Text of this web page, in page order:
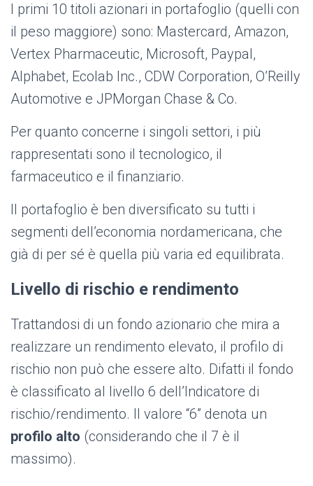
I primi 10 titoli azionari in portafoglio (quelli con
il peso maggiore) sono: Mastercard, Amazon,
Vertex Pharmaceutic, Microsoft, Paypal,
Alphabet, Ecolab Inc., CDW Corporation, O’Reilly
Automotive e JPMorgan Chase & Co.
Per quanto concerne i singoli settori, i più
rappresentati sono il tecnologico, il
farmaceutico e il finanziario.
Il portafoglio è ben diversificato su tutti i
segmenti dell’economia nordamericana, che
già di per sé è quella più varia ed equilibrata.
Livello di rischio e rendimento
Trattandosi di un fondo azionario che mira a
realizzare un rendimento elevato, il profilo di
rischio non può che essere alto. Difatti il fondo
è classificato al livello 6 dell’Indicatore di
rischio/rendimento. Il valore “6” denota un
profilo alto (considerando che il 7 è il
massimo).